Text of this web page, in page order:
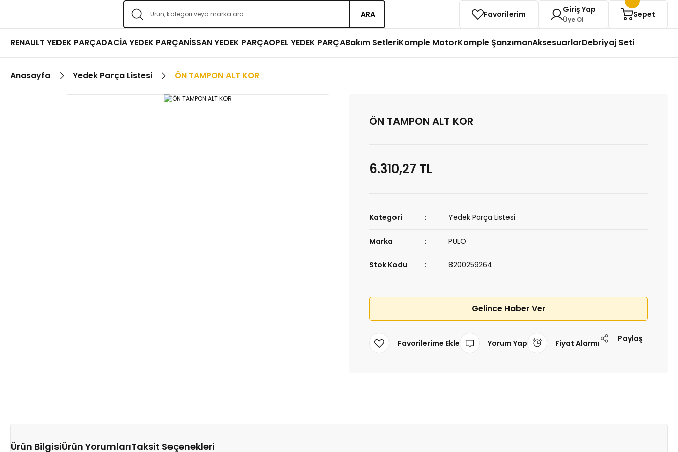
ARA Favorilerim Giriş Yap
Üye Ol
Sepet
RENAULT YEDEK PARÇADACİA YEDEK PARÇANİSSAN YEDEK PARÇAOPEL YEDEK PARÇABakım SetleriKomple MotorKomple ŞanzımanAksesuarlarDebriyaj Seti
Anasayfa Yedek Parça Listesi ÖN TAMPON ALT KOR
ÖN TAMPON ALT KOR
6.310,27 TL
Kategori Yedek Parça Listesi
Marka PULO
Stok Kodu 8200259264
Gelince Haber Ver
Yorum Yap Fiyat Alarmı Paylaş
Ürün BilgisiÜrün YorumlarıTaksit Seçenekleri